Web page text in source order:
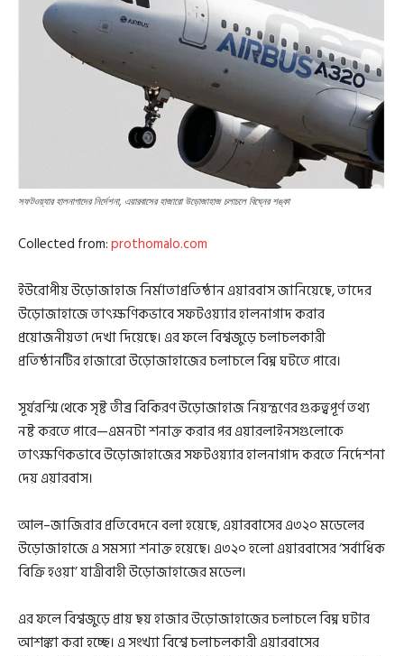
সফটওয়্যার হালনাগাদের নির্দেশনা, এয়ারবাসের হাজারো উড়োজাহাজ চলাচলে বিঘ্নের শঙ্কা
Collected from:prothomalo.com
ইউরোপীয় উড়োজাহাজ নির্মাতাপ্রতিষ্ঠান এয়ারবাস জানিয়েছে, তাদের
উড়োজাহাজে তাৎক্ষণিকভাবে সফটওয়্যার হালনাগাদ করার
প্রয়োজনীয়তা দেখা দিয়েছে। এর ফলে বিশ্বজুড়ে চলাচলকারী
প্রতিষ্ঠানটির হাজারো উড়োজাহাজের চলাচলে বিঘ্ন ঘটতে পারে।
সূর্যরশ্মি থেকে সৃষ্ট তীব্র বিকিরণ উড়োজাহাজ নিয়ন্ত্রণের গুরুত্বপূর্ণ তথ্য
নষ্ট করতে পারে—এমনটা শনাক্ত করার পর এয়ারলাইনসগুলোকে
তাৎক্ষণিকভাবে উড়োজাহাজের সফটওয়্যার হালনাগাদ করতে নির্দেশনা
দেয় এয়ারবাস।
আল–জাজিরার প্রতিবেদনে বলা হয়েছে, এয়ারবাসের এ৩২০ মডেলের
উড়োজাহাজে এ সমস্যা শনাক্ত হয়েছে। এ৩২০ হলো এয়ারবাসের ‘সর্বাধিক
বিক্রি হওয়া’ যাত্রীবাহী উড়োজাহাজের মডেল।
এর ফলে বিশ্বজুড়ে প্রায় ছয় হাজার উড়োজাহাজের চলাচলে বিঘ্ন ঘটার
আশঙ্কা করা হচ্ছে। এ সংখ্যা বিশ্বে চলাচলকারী এয়ারবাসের